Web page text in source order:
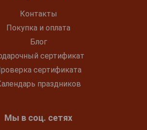
Контакты
Покупка и оплата
Блог
сертификат
сертификата
праздников
Мы в соц. сетях